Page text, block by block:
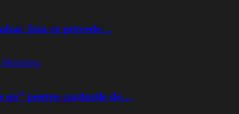
Iata ce prevede…
go” pentru cardurile de…